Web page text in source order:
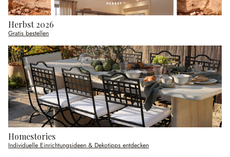
Herbst 2026
Gratis bestellen
Homestories
Individuelle Einrichtungsideen & Dekotipps entdecken